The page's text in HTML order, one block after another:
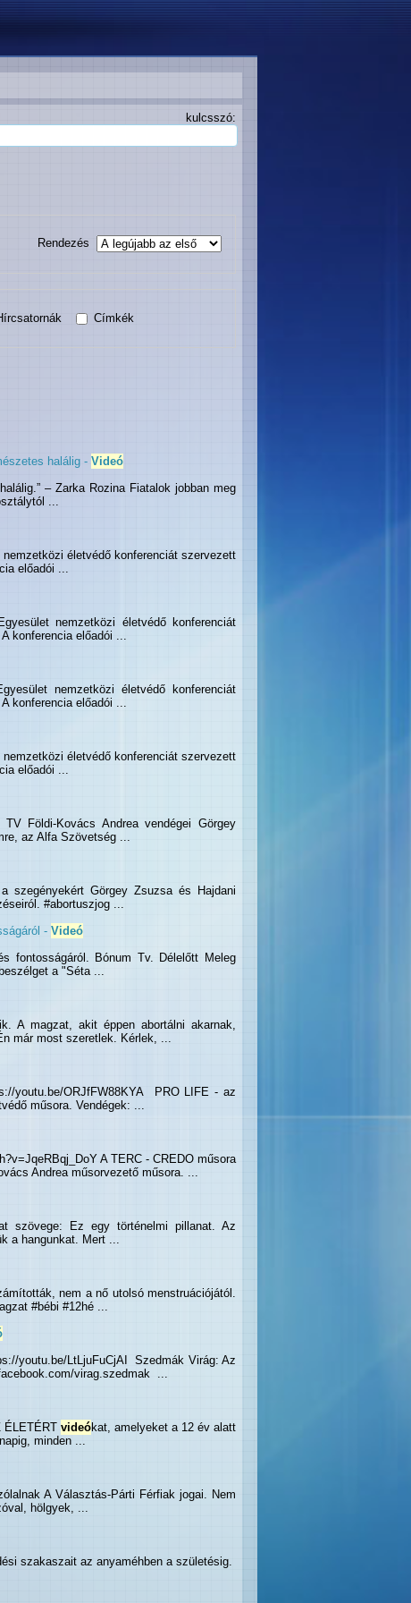
Rendezés
Címkék
halálig - Videó
– Zarka Rozina Fiatalok jobban meg
...
életvédő konferenciát szervezett
előadói ...
nemzetközi életvédő konferenciát
konferencia előadói ...
nemzetközi életvédő konferenciát
konferencia előadói ...
életvédő konferenciát szervezett
előadói ...
Földi-Kovács Andrea vendégei Görgey
az Alfa Szövetség ...
szegényekért Görgey Zsuzsa és Hajdani
#abortuszjog ...
- Videó
fontosságáról. Bónum Tv. Délelőtt Meleg
a "Séta ...
A magzat, akit éppen abortálni akarnak,
már most szeretlek. Kérlek, ...
youtu.be/ORJfFW88KYA PRO LIFE - az
műsora. Vendégek: ...
A TERC - CREDO műsora
Andrea műsorvezető műsora. ...
szövege: Ez egy történelmi pillanat. Az
a hangunkat. Mert ...
nem a nő utolsó menstruációjától.
#bébi #12hé ...
youtu.be/LtLjuFuCjAI Szedmák Virág: Az
virag.szedmak ...
ÉLETÉRT videókat, amelyeket a 12 év alatt
minden ...
A Választás-Párti Férfiak jogai. Nem
hölgyek, ...
szakaszait az anyaméhben a születésig.